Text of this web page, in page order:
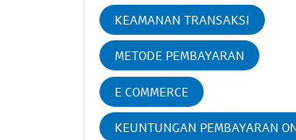
KEAMANAN TRANSAKSI
METODE PEMBAYARAN
E COMMERCE
KEUNTUNGAN PEMBAYARAN